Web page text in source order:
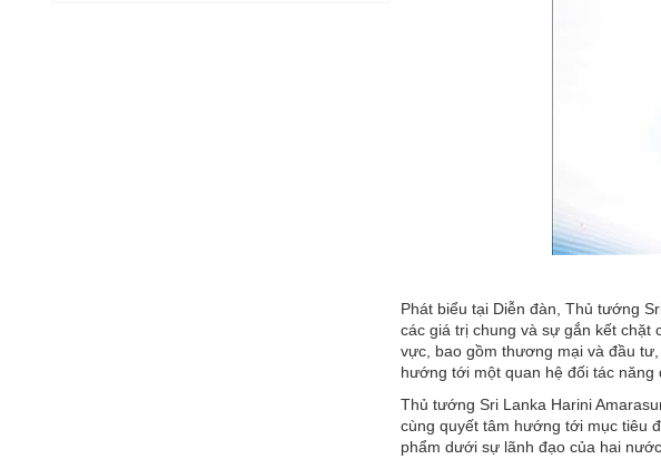
Phát biểu tại Diễn đàn, Thủ tướng
các giá trị chung và sự gắn kết chặt
vực, bao gồm thương mại và đầu
hướng tới một quan hệ đối tác
Thủ tướng Sri Lanka Harini
cùng quyết tâm hướng tới mục tiêu
phẩm dưới sự lãnh đạo của hai